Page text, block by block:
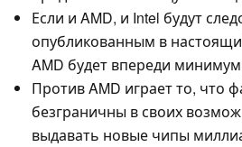
Если и AMD, и Intel будут
опубликованным в
AMD будет впереди минимум
Против AMD играет то, что
безграничны в своих
выдавать новые чипы